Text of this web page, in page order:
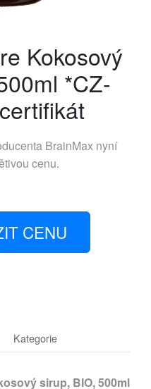
Kokosový
*CZ-
BrainMaxnyní
cenu.
CENU
Kategorie
sirup, BIO, 500ml